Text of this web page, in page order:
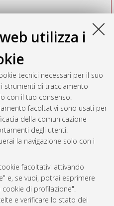
utilizza i
tecnici necessari per il suo
strumenti di tracciamento
con il tuo consenso.
facoltativi sono usati per
della comunicazione
degli utenti.
la navigazione solo con i
facoltativi attivando
e, se vuoi, potrai esprimere
cookie di profilazione".
e verificare lo stato dei
statistiche